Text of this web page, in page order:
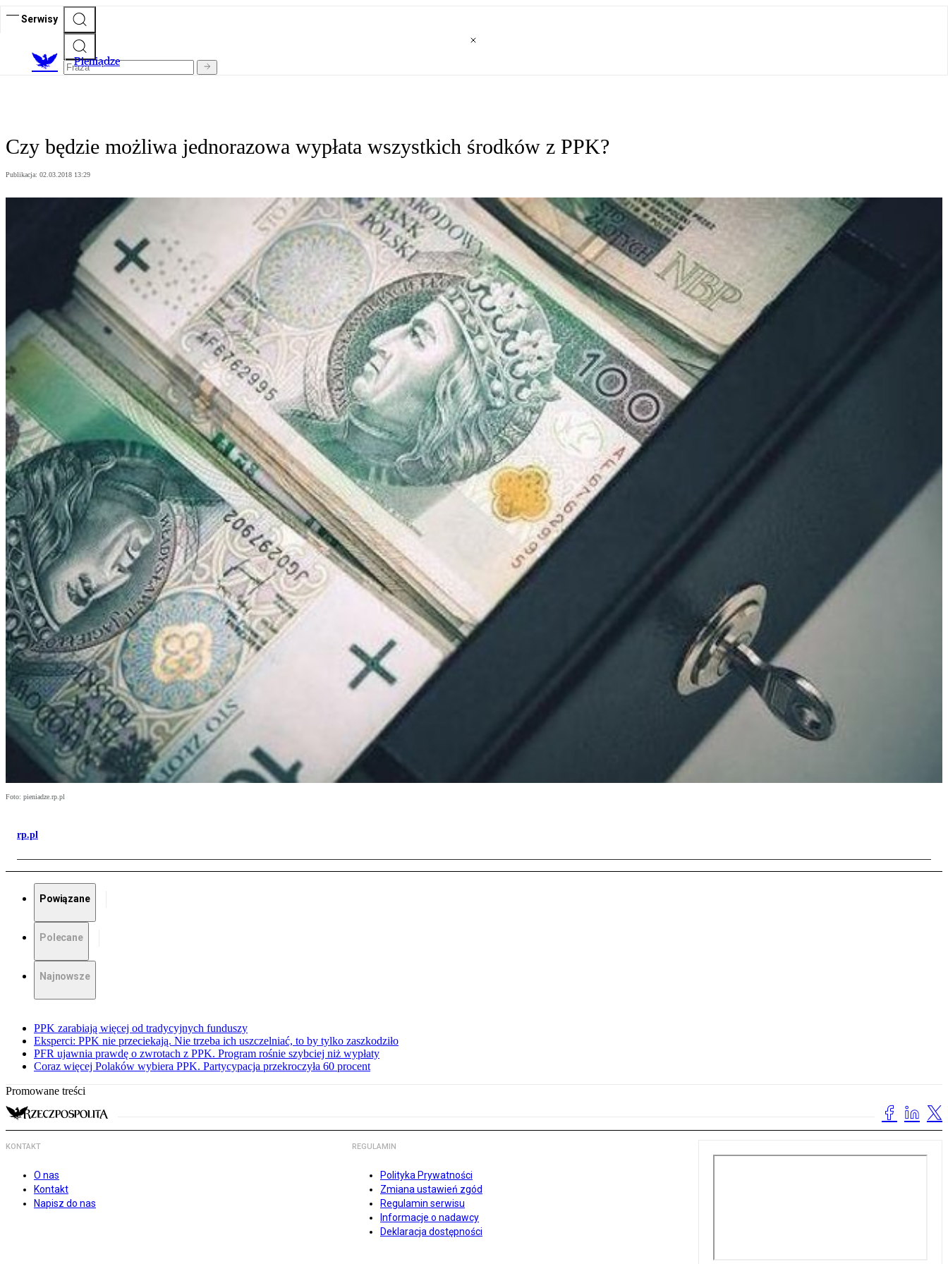
Serwisy
Pieniądze
Czy będzie możliwa jednorazowa wypłata wszystkich środków z PPK?
Publikacja: 02.03.2018 13:29
Foto: pieniadze.rp.pl
rp.pl
Powiązane
Polecane
Najnowsze
PPK zarabiają więcej od tradycyjnych funduszy
Eksperci: PPK nie przeciekają. Nie trzeba ich uszczelniać, to by tylko zaszkodziło
PFR ujawnia prawdę o zwrotach z PPK. Program rośnie szybciej niż wypłaty
Coraz więcej Polaków wybiera PPK. Partycypacja przekroczyła 60 procent
Promowane treści
KONTAKT
O nas
Kontakt
Napisz do nas
REGULAMIN
Polityka Prywatności
Zmiana ustawień zgód
Regulamin serwisu
Informacje o nadawcy
Deklaracja dostępności